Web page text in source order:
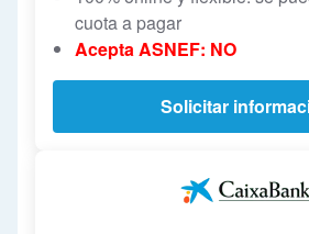
cuota a pagar
Acepta ASNEF: NO
Solicitar